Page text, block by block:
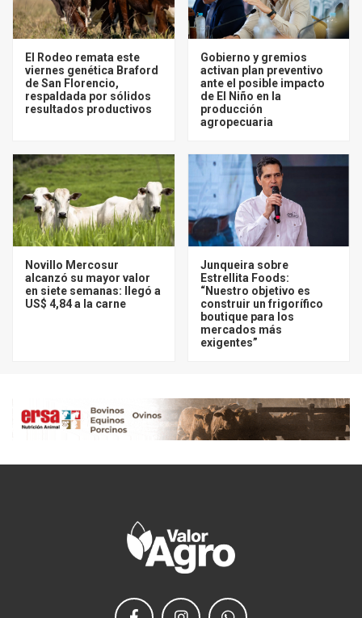
El Rodeo remata este
viernes genética Braford
de San Florencio,
respaldada por sólidos
resultados productivos
Gobierno y gremios
activan plan preventivo
ante el posible impacto
de El Niño en la
producción
agropecuaria
Novillo Mercosur
alcanzó su mayor valor
en siete semanas: llegó a
US$ 4,84 a la carne
Junqueira sobre
Estrellita Foods:
“Nuestro objetivo es
construir un frigorífico
boutique para los
mercados más
exigentes”